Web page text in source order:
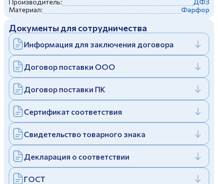
Отправить
Заполняя и отправляя форму, вы соглашаетесь
cполитикой конфиденциальности
Заполняя и отправляя форму, вы соглашаетесь
Дулевский фарфоровый завод ©
Политика конфиденциальности
Производитель:
ДФЗ
Материал:
Фарфор
Документы для сотрудничества
Информация для заключения договора
Договор поставки ООО
Договор поставки ПК
Сертификат соответствия
Свидетельство товарного знака
Декларация о соответствии
ГОСТ